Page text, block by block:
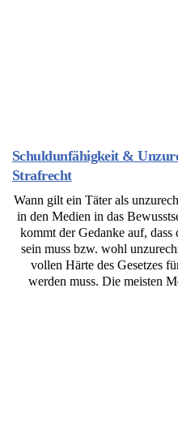
Schuldunfähigkeit &
Strafrecht
Wann gilt ein Täter als
in den Medien in das
kommt der Gedanke auf,
sein muss bzw. wohl
vollen Härte des Gesetzes
werden muss. Die meisten